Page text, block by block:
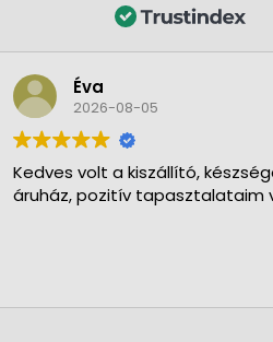
Éva
2026-08-05
Kedves volt a kiszállító,
áruház, pozitív tapasztalataim